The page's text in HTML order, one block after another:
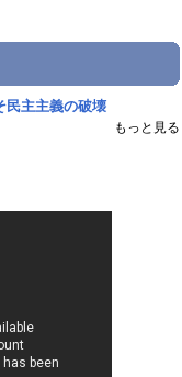
民主主義の破壊
もっと見る